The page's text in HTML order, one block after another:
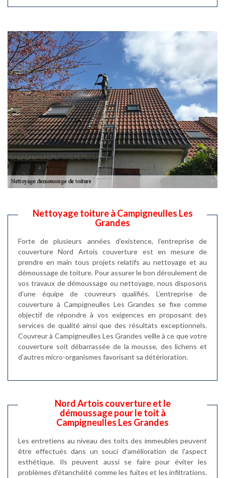
Nettoyage toiture à Campigneulles Les
Grandes
Forte de plusieurs années d’existence, l’entreprise de
couverture Nord Artois couverture est en mesure de
prendre en main tous projets relatifs au nettoyage et au
démoussage de toiture. Pour assurer le bon déroulement de
vos travaux de démoussage ou nettoyage, nous disposons
d’une équipe de couvreurs qualifiés. L’entreprise de
couverture à Campigneulles Les Grandes se fixe comme
objectif de répondre à vos exigences en proposant des
services de qualité ainsi que des résultats exceptionnels.
Couvreur à Campigneulles Les Grandes veille à ce que votre
couverture soit débarrassée de la mousse, des lichens et
d’autres micro-organismes favorisant sa détérioration.
Nord Artois couverture et le
démoussage pour le toit à
Campigneulles Les Grandes
Les entretiens au niveau des toits des immeubles peuvent
être effectués dans un souci d'amélioration de l'aspect
esthétique. Ils peuvent aussi se faire pour éviter les
problèmes d'étanchéité comme les fuites et les infiltrations.